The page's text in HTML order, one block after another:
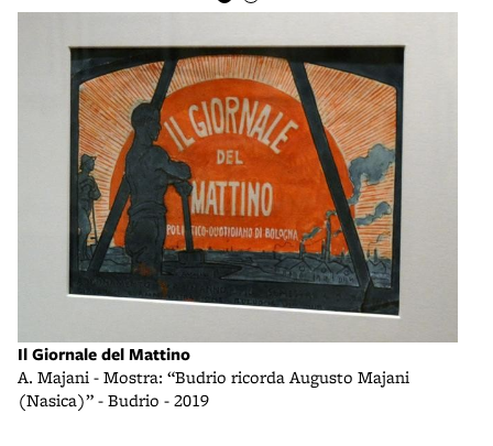
Il Giornale del Mattino
A. Majani - Mostra: “Budrio ricorda Augusto Majani
(Nasica)” - Budrio - 2019